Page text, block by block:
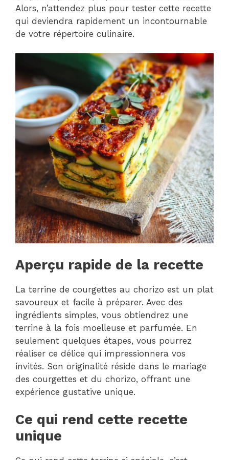
Alors, n’attendez plus pour tester cette recette
qui deviendra rapidement un incontournable
de votre répertoire culinaire.
Aperçu rapide de la recette
La terrine de courgettes au chorizo est un plat
savoureux et facile à préparer. Avec des
ingrédients simples, vous obtiendrez une
terrine à la fois moelleuse et parfumée. En
seulement quelques étapes, vous pourrez
réaliser ce délice qui impressionnera vos
invités. Son originalité réside dans le mariage
des courgettes et du chorizo, offrant une
expérience gustative unique.
Ce qui rend cette recette
unique